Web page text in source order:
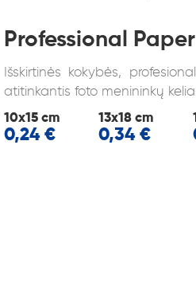
Professional
Išskirtinės kokybės,
atitinkantis foto menininkų
10x15 cm
0,24 €
13x18 cm
0,34 €